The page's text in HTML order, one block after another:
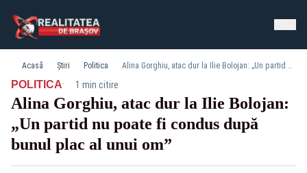
Acasă Știri Politica Alina Gorghiu, atac dur la Ilie Bolojan: „Un partid nu poate fi condus după bunul plac al unui om”
POLITICA· 1 min citire
Alina Gorghiu, atac dur la Ilie Bolojan:
„Un partid nu poate fi condus după
bunul plac al unui om”